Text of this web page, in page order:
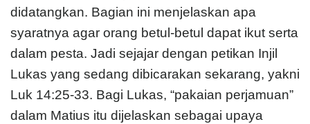
didatangkan. Bagian ini menjelaskan apa
syaratnya agar orang betul-betul dapat ikut serta
dalam pesta. Jadi sejajar dengan petikan Injil
Lukas yang sedang dibicarakan sekarang, yakni
Luk 14:25-33. Bagi Lukas, “pakaian perjamuan”
dalam Matius itu dijelaskan sebagai upaya